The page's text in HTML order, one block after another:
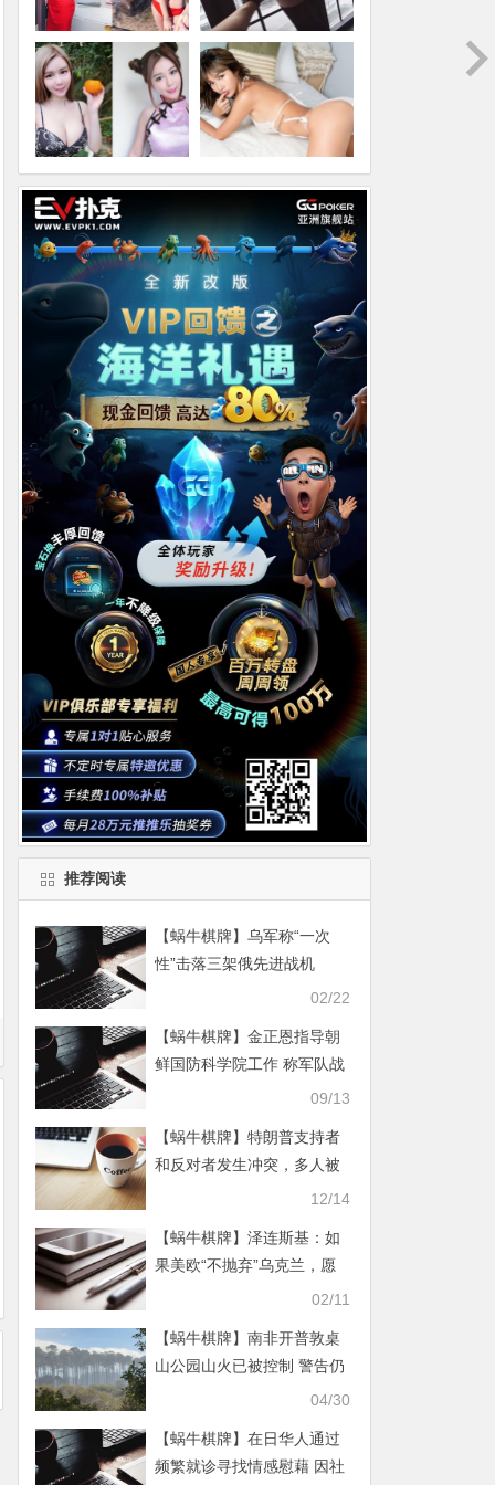
推荐阅读
【蜗牛棋牌】乌军称“一次
性”击落三架俄先进战机
02/22
【蜗牛棋牌】金正恩指导朝
鲜国防科学院工作 称军队战
09/13
【蜗牛棋牌】特朗普支持者
和反对者发生冲突，多人被
12/14
【蜗牛棋牌】泽连斯基：如
果美欧“不抛弃”乌克兰，愿
意同俄罗斯进行任何形式的
02/11
【蜗牛棋牌】南非开普敦桌
山公园山火已被控制 警告仍
04/30
【蜗牛棋牌】在日华人通过
频繁就诊寻找情感慰藉 因社